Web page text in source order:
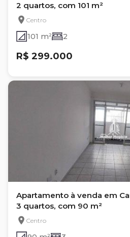
2 quartos, com 101 m²
Centro
101 m² 2
R$ 299.000
Apartamento à venda em
3 quartos, com 90 m²
Centro